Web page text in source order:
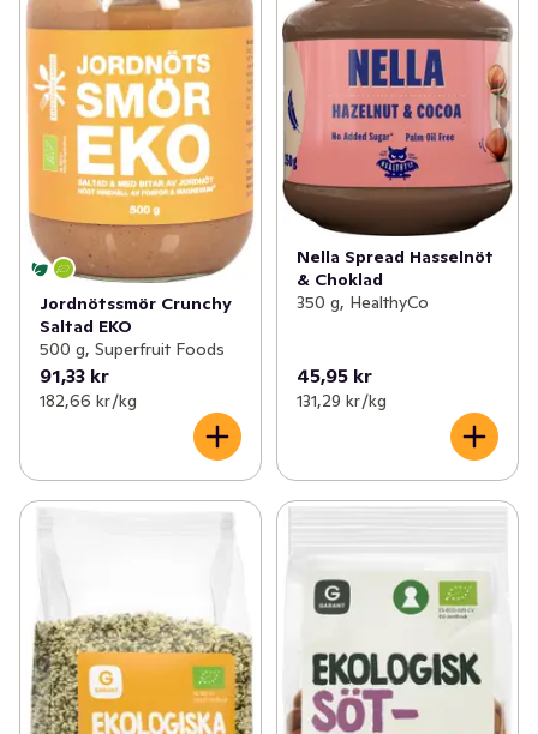
Jordnötssmör Crunchy
Saltad EKO
500 g, Superfruit Foods
91,33 kr
182,66 kr /kg
Nella Spread Hasselnöt
& Choklad
350 g, HealthyCo
45,95 kr
131,29 kr /kg